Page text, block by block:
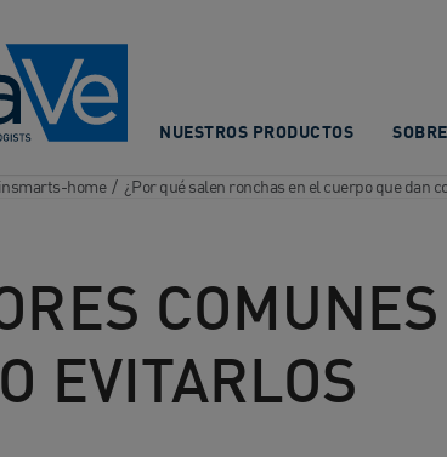
NUESTROS PRODUCTOS
home / ¿Por qué salen ronchas en el cuerpo que dan
EVITARLOS